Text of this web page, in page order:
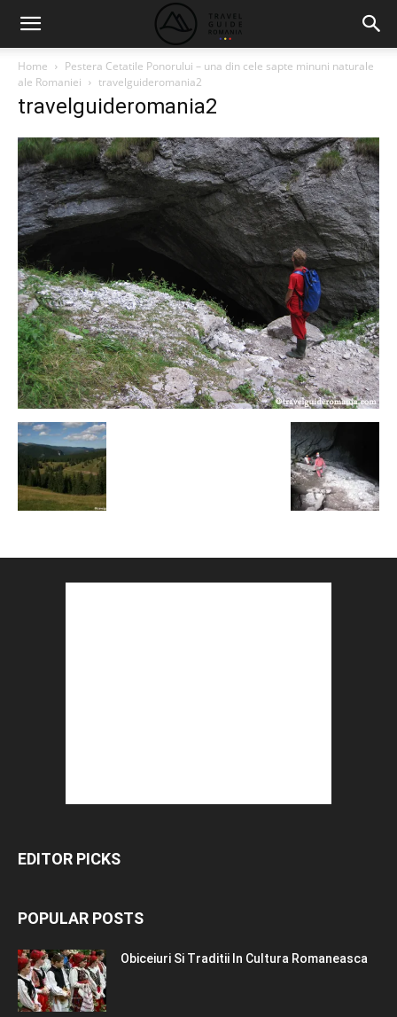
Home
Pestera Cetatile Ponorului – una din cele sapte minuni naturale
ale Romaniei
travelguideromania2
travelguideromania2
EDITOR PICKS
POPULAR POSTS
Obiceiuri Si Traditii In Cultura Romaneasca